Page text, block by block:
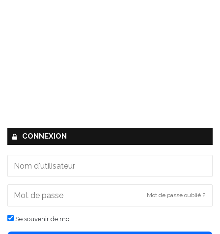
CONNEXION
Mot de passe oublié ?
Se souvenir de moi